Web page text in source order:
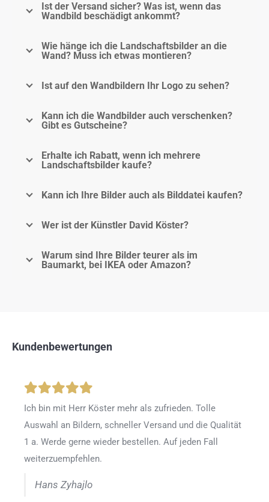
Ist der Versand sicher? Was ist, wenn das
Wandbild beschädigt ankommt?
Wie hänge ich die Landschaftsbilder an die
Wand? Muss ich etwas montieren?
Ist auf den Wandbildern Ihr Logo zu sehen?
Kann ich die Wandbilder auch verschenken?
Gibt es Gutscheine?
Erhalte ich Rabatt, wenn ich mehrere
Landschaftsbilder kaufe?
Kann ich Ihre Bilder auch als Bilddatei kaufen?
Wer ist der Künstler David Köster?
Warum sind Ihre Bilder teurer als im
Baumarkt, bei IKEA oder Amazon?
Kundenbewertungen
Ich bin mit Herr Köster mehr als zufrieden. Tolle
Auswahl an Bildern, schneller Versand und die Qualität
1 a. Werde gerne wieder bestellen. Auf jeden Fall
weiterzuempfehlen.
Hans Zyhajlo